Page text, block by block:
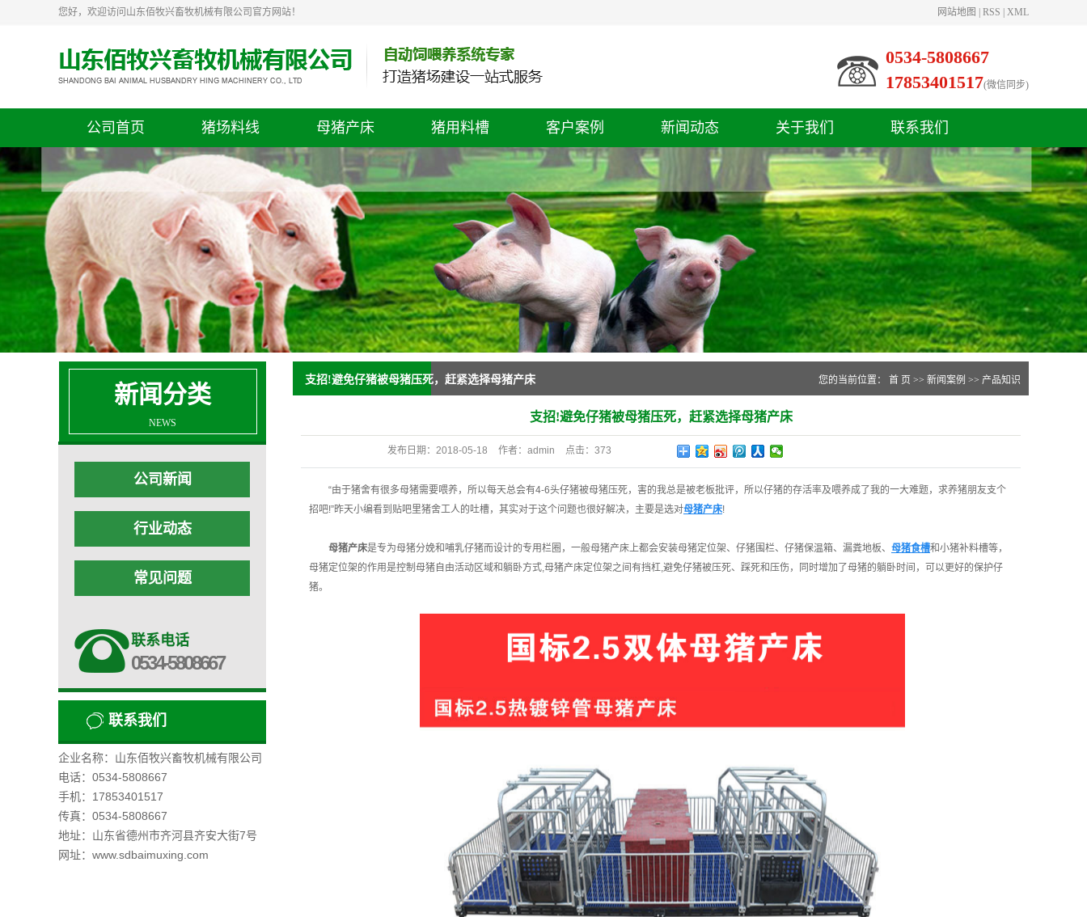
您好，欢迎访问山东佰牧兴畜牧机械有限公司官方网站！ 网站地图 RSS XML
0534-5808667
17853401517(微信同步)
公司首页 猪场料线 母猪产床 猪用料槽 客户案例 新闻动态
公司新闻
行业动态
关于我们 联系我们
新闻分类
NEWS
公司新闻
行业动态
常见问题
联系电话
0534-5808667
联系我们
企业名称：山东佰牧兴畜牧机械有限公司
电话：0534-5808667
手机：17853401517
传真：0534-5808667
地址：山东省德州市齐河县齐安大街7号
网址：www.sdbaimuxing.com
支招!避免仔猪被母猪压死，赶紧选择母猪产床 您的当前位置： 首 页 >> 新闻案例 >> 产品知识
支招!避免仔猪被母猪压死，赶紧选择母猪产床
发布日期： 2018-05-18 作者： admin 点击： 373
“由于猪舍有很多母猪需要喂养，所以每天总会有4-6头仔猪被母猪压死，害的我总是被老板批评，所以仔猪的存活率及喂养成了我的一大难题，求养猪朋友支个
招吧!”昨天小编看到贴吧里猪舍工人的吐槽，其实对于这个问题也很好解决，主要是选对母猪产床!
母猪产床是专为母猪分娩和哺乳仔猪而设计的专用栏圈，一般母猪产床上都会安装母猪定位架、仔猪围栏、仔猪保温箱、漏粪地板、 母猪食槽和小猪补料槽等，
母猪定位架的作用是控制母猪自由活动区域和躺卧方式,母猪产床定位架之间有挡杠,避免仔猪被压死、踩死和压伤，同时增加了母猪的躺卧时间，可以更好的保护仔
猪。